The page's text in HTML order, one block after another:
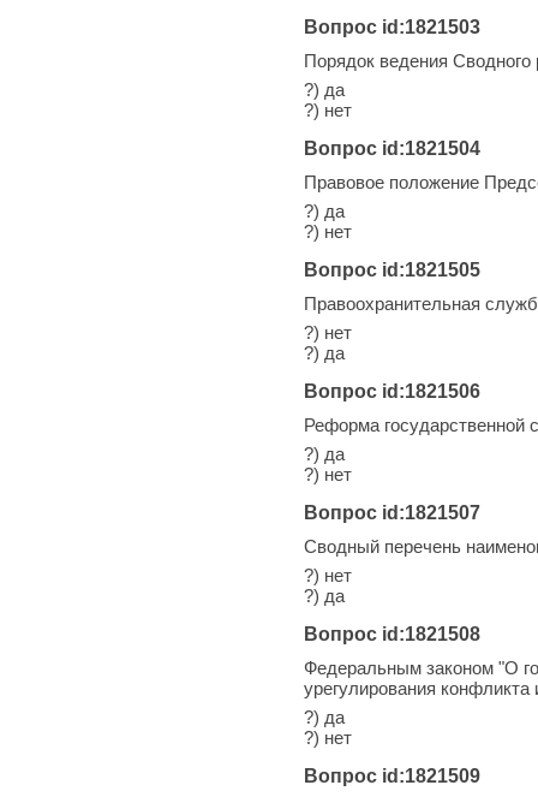
Вопрос id:1821503
Порядок ведения
?) да
?) нет
Вопрос id:1821504
Правовое положение
?) да
?) нет
Вопрос id:1821505
Правоохранительная
?) нет
?) да
Вопрос id:1821506
Реформа государственной
?) да
?) нет
Вопрос id:1821507
Сводный перечень
?) нет
?) да
Вопрос id:1821508
Федеральным законом "О
урегулирования конфликта
?) да
?) нет
Вопрос id:1821509